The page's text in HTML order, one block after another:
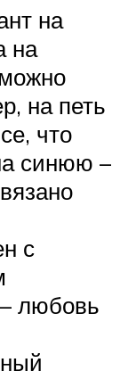
на
на
на петь
что
синюю –
с
любовь